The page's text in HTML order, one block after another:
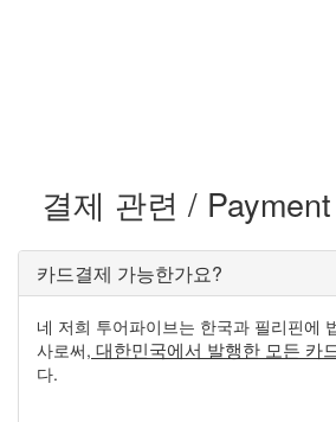
결제 관련 / Payment
카드결제 가능한가요?
네 저희 투어파이브는 한국과 필리핀에
사로써, 대한민국에서 발행한 모든 카
다.